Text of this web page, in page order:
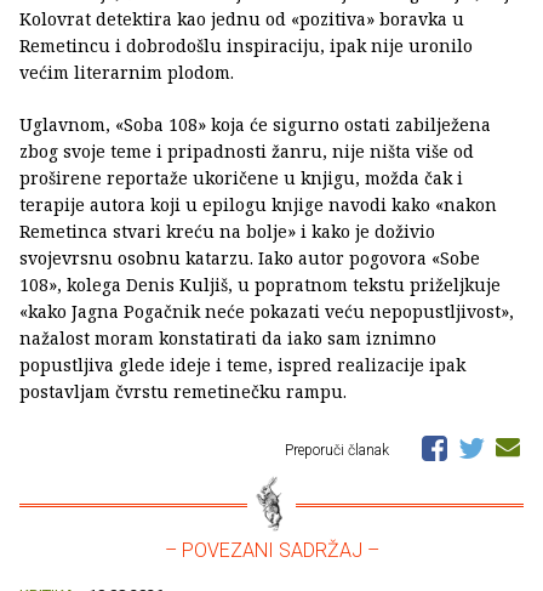
Kolovrat detektira kao jednu od «pozitiva» boravka u
Remetincu i dobrodošlu inspiraciju, ipak nije uronilo
većim literarnim plodom.
Uglavnom, «Soba 108» koja će sigurno ostati zabilježena
zbog svoje teme i pripadnosti žanru, nije ništa više od
proširene reportaže ukoričene u knjigu, možda čak i
terapije autora koji u epilogu knjige navodi kako «nakon
Remetinca stvari kreću na bolje» i kako je doživio
svojevrsnu osobnu katarzu. Iako autor pogovora «Sobe
108», kolega Denis Kuljiš, u popratnom tekstu priželjkuje
«kako Jagna Pogačnik neće pokazati veću nepopustljivost»,
nažalost moram konstatirati da iako sam iznimno
popustljiva glede ideje i teme, ispred realizacije ipak
postavljam čvrstu remetinečku rampu.
Preporuči članak
– POVEZANI SADRŽAJ –